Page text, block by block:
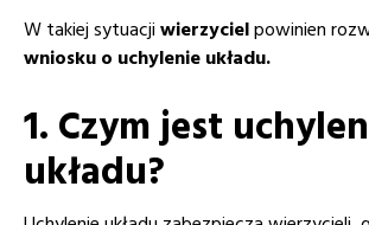
W takiej sytuacjiwierzycielpowinien
wniosku o uchylenie układu.
1. Czym jest
układu?